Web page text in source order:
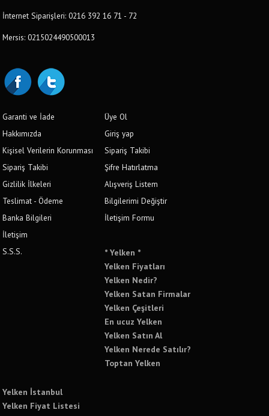
İnternet Siparişleri: 0216 392 16 71 - 72
Mersis: 0215024490500013
Garanti ve İade
Hakkımızda
Kişisel Verilerin Korunması
Sipariş Takibi
Gizlilik İlkeleri
Teslimat - Ödeme
Banka Bilgileri
İletişim
S.S.S.
Üye Ol
Giriş yap
Sipariş Takibi
Şifre Hatırlatma
Alışveriş Listem
Bilgilerimi Değiştir
İletişim Formu
* Yelken *
Yelken Fiyatları
Yelken Nedir?
Yelken Satan Firmalar
Yelken Çeşitleri
En ucuz Yelken
Yelken Satın Al
Yelken Nerede Satılır?
Toptan Yelken
Yelken İstanbul
Yelken Fiyat Listesi